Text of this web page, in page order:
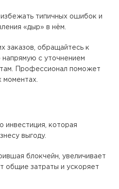
типичных ошибок и
«дыр» в нём.
заказов, обращайтесь к
с уточнением
Профессионал поможет
моментах.
инвестиция, которая
выгоду.
блокчейн, увеличивает
общие затраты и ускоряет